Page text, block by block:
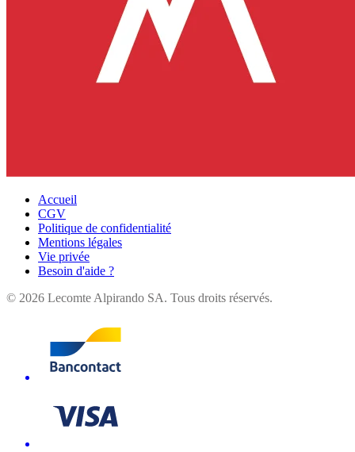
Accueil
CGV
Politique de confidentialité
Mentions légales
Vie privée
Besoin d'aide ?
© 2026 Lecomte Alpirando SA. Tous droits réservés.